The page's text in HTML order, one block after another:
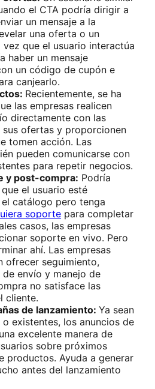
el CTA podría dirigir a
un mensaje a la
una oferta o un
vez que el usuario interactúa
haber un mensaje
un código de cupón e
canjearlo.
Recientemente, se ha
las empresas realicen
directamente con las
sus ofertas y proporcionen
tomen acción. Las
pueden comunicarse con
para repetir negocios.
y post-compra: Podría
el usuario esté
catálogo pero tenga
soporte para completar
casos, las empresas
soporte en vivo. Pero
ahí. Las empresas
ofrecer seguimiento,
envío y manejo de
no satisface las
cliente.
de lanzamiento: Ya sean
existentes, los anuncios de
excelente manera de
sobre próximos
productos. Ayuda a generar
antes del lanzamiento